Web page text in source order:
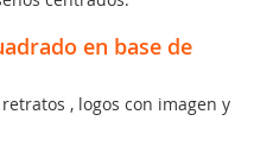
en base de
, logos con imagen y